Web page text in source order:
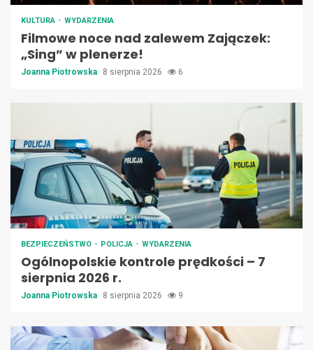
KULTURA WYDARZENIA
Filmowe noce nad zalewem Zajączek:
„Sing” w plenerze!
Joanna Piotrowska 8 sierpnia 2026 6
BEZPIECZEŃSTWO POLICJA WYDARZENIA
Ogólnopolskie kontrole prędkości – 7
sierpnia 2026 r.
Joanna Piotrowska 8 sierpnia 2026 9